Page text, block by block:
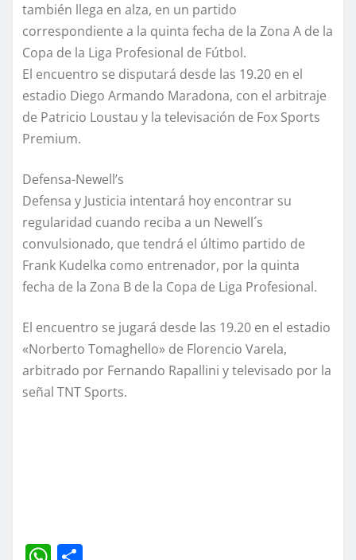
también llega en alza, en un partido
correspondiente a la quinta fecha de la Zona A de la
Copa de la Liga Profesional de Fútbol.
El encuentro se disputará desde las 19.20 en el
estadio Diego Armando Maradona, con el arbitraje
de Patricio Loustau y la televisación de Fox Sports
Premium.
Defensa-Newell’s
Defensa y Justicia intentará hoy encontrar su
regularidad cuando reciba a un Newell´s
convulsionado, que tendrá el último partido de
Frank Kudelka como entrenador, por la quinta
fecha de la Zona B de la Copa de Liga Profesional.
El encuentro se jugará desde las 19.20 en el estadio
«Norberto Tomaghello» de Florencio Varela,
arbitrado por Fernando Rapallini y televisado por la
señal TNT Sports.